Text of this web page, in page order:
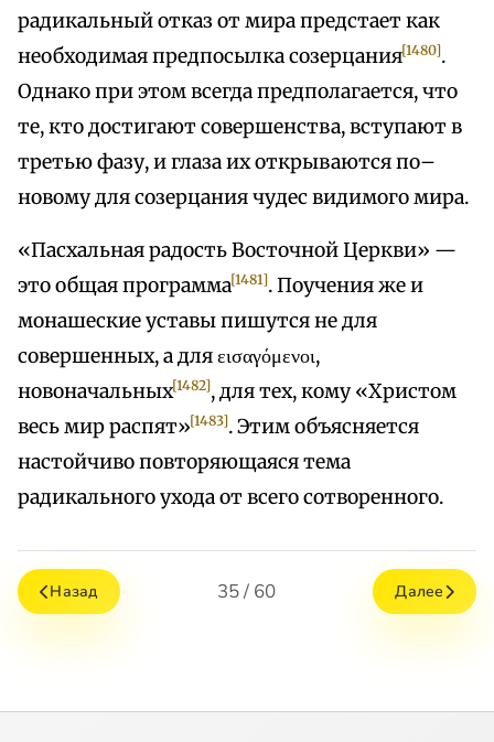
радикальный отказ от мира предстает как
необходимая предпосылка созерцания[1480].
Однако при этом всегда предполагается, что
те, кто достигают совершенства, вступают в
третью фазу, и глаза их открываются по–
новому для созерцания чудес видимого мира.
«Пасхальная радость Восточной Церкви» —
это общая программа[1481]. Поучения же и
монашеские уставы пишутся не для
совершенных, а для εισαγόμενοι,
новоначальных[1482], для тех, кому «Христом
весь мир распят»[1483]. Этим объясняется
настойчиво повторяющаяся тема
радикального ухода от всего сотворенного.
Назад 35 / 60 Далее